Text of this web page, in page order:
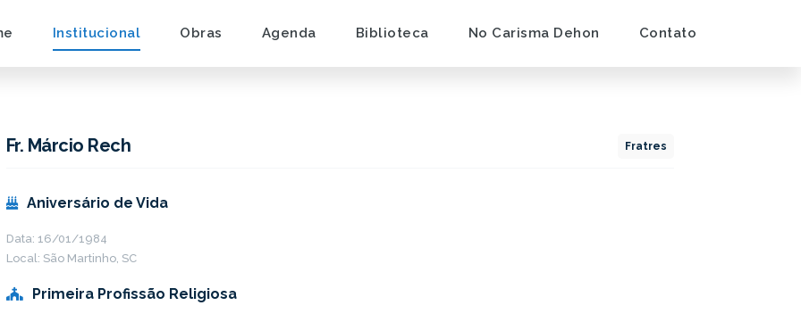
Institucional Obras Agenda Biblioteca No Carisma Dehon Contato
Fr. Márcio Rech Fratres
Aniversário de Vida
Data: 16/01/1984
Local: São Martinho, SC
Primeira Profissão Religiosa